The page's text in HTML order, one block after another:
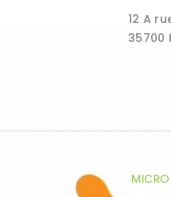
12 A
35700